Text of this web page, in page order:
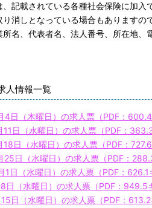
載されている各種社会保険に加入で
消しとなっている場合もありますの
名、代表者名、法人番号、所在地
人情報一覧
4日（木曜日）の求人票（PDF：
日（水曜日）の求人票（PDF：
日（水曜日）の求人票（PDF：
25日（水曜日）の求人票（PDF：
1日（水曜日）の求人票（PDF：626.1
日（水曜日）の求人票（PDF：949.5
日（水曜日）の求人票（PDF：613.2